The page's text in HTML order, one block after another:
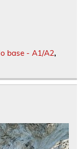
base - A1/A2,